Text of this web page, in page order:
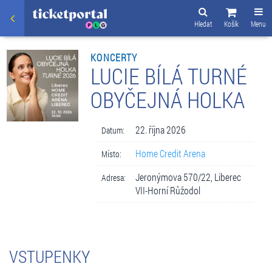
Menu
Košík
Hledat
KONCERTY
LUCIE BÍLÁ TURNÉ
OBYČEJNÁ HOLKA
Datum: 22. října 2026
Místo: Home Credit Arena
Adresa:
Jeronýmova 570/22, Liberec
VII-Horní Růžodol
VSTUPENKY